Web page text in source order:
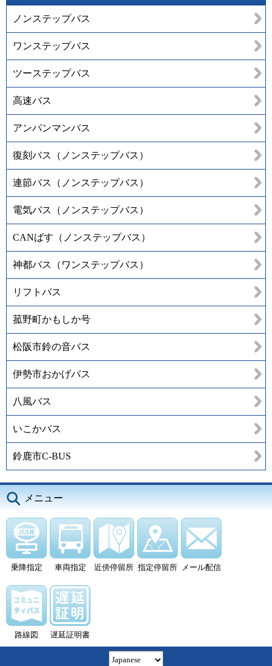
ノンステップバス
ワンステップバス
ツーステップバス
高速バス
アンパンマンバス
復刻バス（ノンステップバス）
連節バス（ノンステップバス）
電気バス（ノンステップバス）
CANばす（ノンステップバス）
神都バス（ワンステップバス）
リフトバス
菰野町かもしか号
松阪市鈴の音バス
伊勢市おかげバス
八風バス
いこかバス
鈴鹿市C-BUS
メニュー
乗降指定 車両指定 近傍停留所 指定停留所 メール配信
路線図 遅延証明書